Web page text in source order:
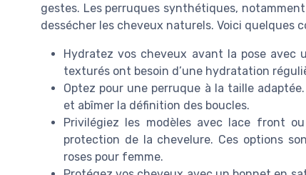
gestes. Les perruques synthétiques,
dessécher les cheveux naturels. Voici quelques
Hydratez vos cheveux avant la pose
texturés ont besoin d’une hydratation
Optez pour une perruque à la taille
et abîmer la définition des boucles.
Privilégiez les modèles avec lace front
protection de la chevelure. Ces options
roses pour femme.